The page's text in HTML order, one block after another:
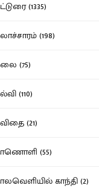
(1335)
(198)
(75)
(110)
(21)
(55)
காந்தி (2)